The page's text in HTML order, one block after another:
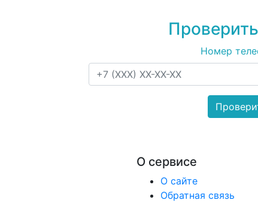
Номер
О сервисе
О сайте
Обратная связь